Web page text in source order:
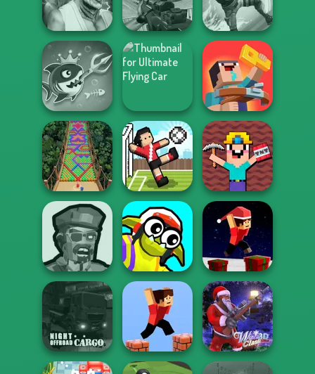
Vortex 9
Simulator
Bike
Fighter Legends
Duo
Sniper Combat
Gang Brawlers
Fish Stab Getting
Big
Ultimate Flying
Car
Noob: Zombie
Prison Escape
Bubble Fall Soccer Random
Noob Miner:
Escape From
Prison
Zombies
Shooter
Funny Blade &
Magic
Parkour Block
Xmas Special